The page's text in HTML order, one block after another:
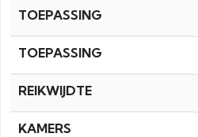
TOEPASSING
TOEPASSING
REIKWIJDTE
KAMERS